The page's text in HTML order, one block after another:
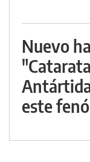
Nuevo
este